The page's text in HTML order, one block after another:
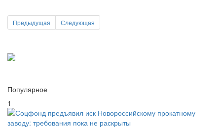
Предыдущая Следующая
Популярное
1